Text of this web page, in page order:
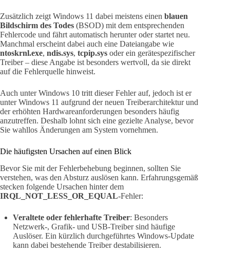
Zusätzlich zeigt Windows 11 dabei meistens einen blauen
Bildschirm des Todes (BSOD) mit dem entsprechenden
Fehlercode und fährt automatisch herunter oder startet neu.
Manchmal erscheint dabei auch eine Dateiangabe wie
ntoskrnl.exe, ndis.sys, tcpip.sys oder ein gerätespezifischer
Treiber – diese Angabe ist besonders wertvoll, da sie direkt
auf die Fehlerquelle hinweist.
Auch unter Windows 10 tritt dieser Fehler auf, jedoch ist er
unter Windows 11 aufgrund der neuen Treiberarchitektur und
der erhöhten Hardwareanforderungen besonders häufig
anzutreffen. Deshalb lohnt sich eine gezielte Analyse, bevor
Sie wahllos Änderungen am System vornehmen.
Die häufigsten Ursachen auf einen Blick
Bevor Sie mit der Fehlerbehebung beginnen, sollten Sie
verstehen, was den Absturz auslösen kann. Erfahrungsgemäß
stecken folgende Ursachen hinter dem
IRQL_NOT_LESS_OR_EQUAL-Fehler:
Veraltete oder fehlerhafte Treiber: Besonders
Netzwerk-, Grafik- und USB-Treiber sind häufige
Auslöser. Ein kürzlich durchgeführtes Windows-Update
kann dabei bestehende Treiber destabilisieren.